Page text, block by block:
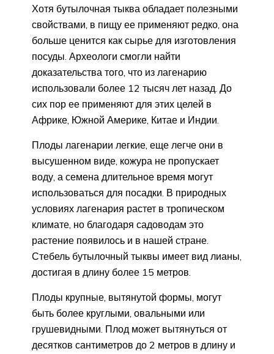
Хотя бутылочная тыква обладает полезными
свойствами, в пищу ее применяют редко, она
больше ценится как сырье для изготовления
посуды. Археологи смогли найти
доказательства того, что из лагенарию
использовали более 12 тысяч лет назад. До
сих пор ее применяют для этих целей в
Африке, Южной Америке, Китае и Индии.
Плоды лагенарии легкие, еще легче они в
высушенном виде, кожура не пропускает
воду, а семена длительное время могут
использоваться для посадки. В природных
условиях лагенария растет в тропическом
климате, но благодаря садоводам это
растение появилось и в нашей стране.
Стебель бутылочный тыквы имеет вид лианы,
достигая в длину более 15 метров.
Плоды крупные, вытянутой формы, могут
быть более круглыми, овальными или
грушевидными. Плод может вытянуться от
десятков сантиметров до 2 метров в длину и